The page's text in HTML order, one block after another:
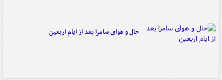
حال و هوای سامرا بعد از ایام اربعین